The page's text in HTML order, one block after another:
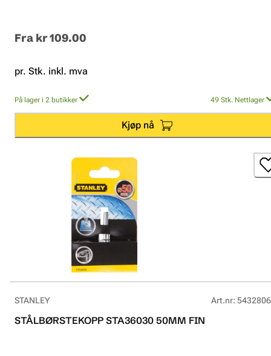
Fra kr 109.00
pr. Stk. inkl. mva
På lager i 2 butikker 49 Stk. Nettlager
Kjøp nå
STANLEY Art.nr:
STÅLBØRSTEKOPP STA36030 50MM FIN